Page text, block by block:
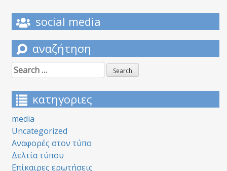
social media
αναζήτηση
Search
for:
κατηγοριες
media
Uncategorized
Αναφορές στον τύπο
Δελτία τύπου
Επίκαιρες ερωτήσεις